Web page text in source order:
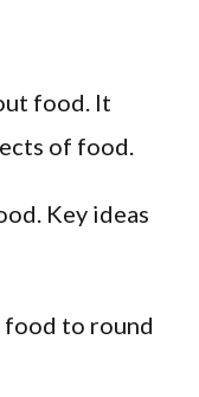
food. It
of food.
Key ideas
to round